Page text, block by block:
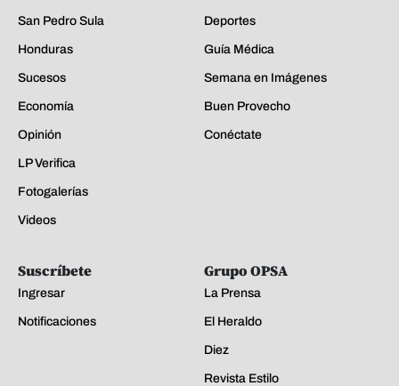
San Pedro Sula
Honduras
Sucesos
Economía
Opinión
LP Verifica
Fotogalerías
Videos
Deportes
Guía Médica
Semana en Imágenes
Buen Provecho
Conéctate
Suscríbete
Ingresar
Notificaciones
Grupo OPSA
La Prensa
El Heraldo
Diez
Revista Estilo